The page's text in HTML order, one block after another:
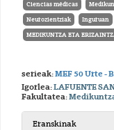
Ciencias médicas
Neurozientziak Inguruan
MEDIKUNTZA ETA
serieak:MEF 50 Urte -
Igorlea:LAFUENTE
Fakultatea:
Eranskinak